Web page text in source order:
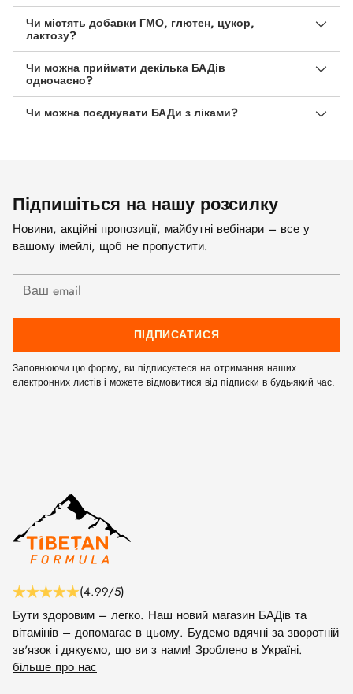
Чи містять добавки ГМО, глютен, цукор,
лактозу?
Чи можна приймати декілька БАДів
одночасно?
Чи можна поєднувати БАДи з ліками?
Підпишіться на нашу розсилку
Новини, акційні пропозиції, майбутні вебінари – все у
вашому імейлі, щоб не пропустити.
Ваш
email
ПІДПИСАТИСЯ
Заповнюючи цю форму, ви підписуєтеся на отримання наших
електронних листів і можете відмовитися від підписки в будь-який час.
(4.99/5)
Бути здоровим – легко. Наш новий магазин БАДів та
вітамінів – допомагає в цьому. Будемо вдячні за зворотній
зв'язок і дякуємо, що ви з нами! Зроблено в Україні.
більше про нас